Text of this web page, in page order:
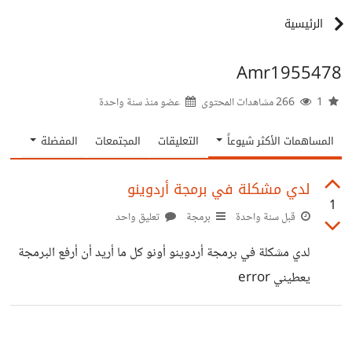
الرئيسية
Amr1955478
عضو منذسنة واحدة
المساهمات الأكثر شيوعاً التعليقات المجتمعات المفضلة
1
لدي مشكلة في برمجة أردوينو
قبل سنة واحدة برمجة تعليق واحد
لدي مشكلة في برمجة أردوينو أونو كل ما أريد أن أرفع البرمجة
يعطيني error